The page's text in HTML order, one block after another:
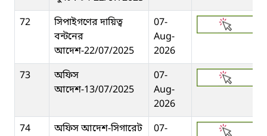
72
সিপাইগণের দায়িত্ব
বন্টনের
আদেশ-22/07/2025
07-
Aug-
2026
73
অফিস
আদেশ-13/07/2025
07-
Aug-
2026
74
অফিস আদেশ-সিগারেট
07-